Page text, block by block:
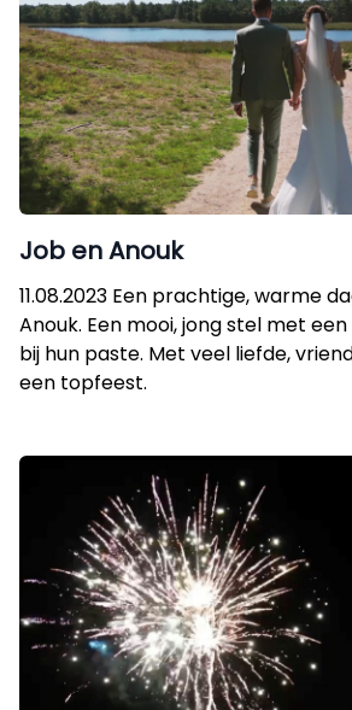
Job en Anouk
11.08.2023 Een prachtige, warme
Anouk. Een mooi, jong stel met
bij hun paste. Met veel liefde,
een topfeest.